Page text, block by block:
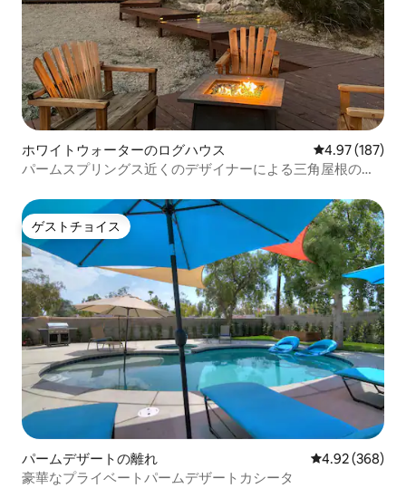
ホワイトウォーターのログハウス レビュー187
4.97 (187)
パームスプリングス近くのデザイナーによる三角屋根のキ
ゲストチョイス
ゲストチョイス
パームデザートの離れ レビュー368
4.92 (368)
豪華なプライベートパームデザートカシータ